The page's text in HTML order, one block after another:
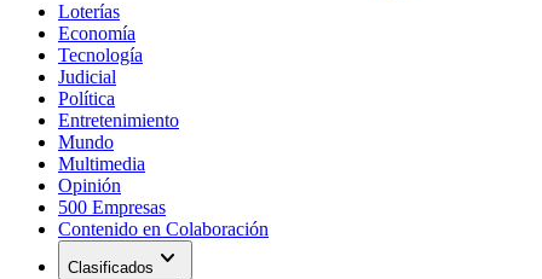
Loterías
Economía
Tecnología
Judicial
Política
Entretenimiento
Mundo
Multimedia
Opinión
500 Empresas
Contenido en Colaboración
Clasificados expand_more